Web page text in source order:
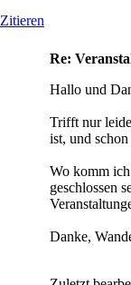
Zitieren
Re:
Hallo und
Trifft nur
ist, und
Wo komm
geschlossen
Danke,